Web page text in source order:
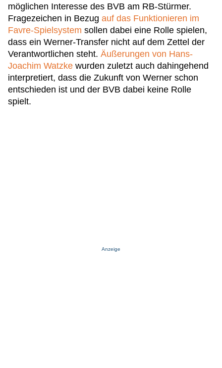
möglichen Interesse des BVB am RB-Stürmer.
Fragezeichen in Bezug auf das Funktionieren im
Favre-Spielsystem sollen dabei eine Rolle spielen,
dass ein Werner-Transfer nicht auf dem Zettel der
Verantwortlichen steht. Äußerungen von Hans-
Joachim Watzke wurden zuletzt auch dahingehend
interpretiert, dass die Zukunft von Werner schon
entschieden ist und der BVB dabei keine Rolle
spielt.
Anzeige